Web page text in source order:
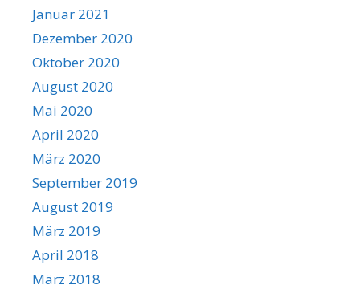
Januar 2021
Dezember 2020
Oktober 2020
August 2020
Mai 2020
April 2020
März 2020
September 2019
August 2019
März 2019
April 2018
März 2018